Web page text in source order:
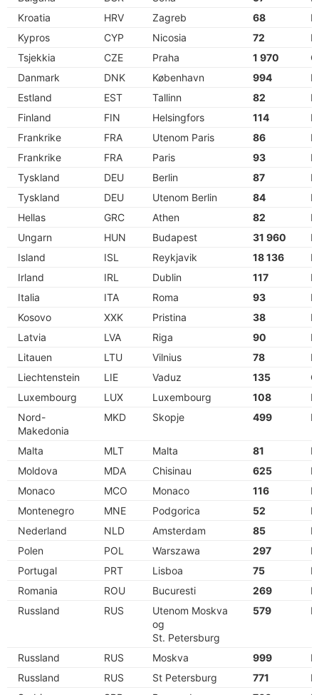
Kroatia
HRV Zagreb 68
Kypros
CYP Nicosia 72
Tsjekkia
CZE Praha 1 970
Danmark
DNK København 994
Estland
EST Tallinn 82
Finland
FIN Helsingfors 114
Frankrike
FRA Utenom Paris 86
Frankrike
FRA Paris 93
Tyskland
DEU Berlin 87
Tyskland
DEU Utenom Berlin 84
Hellas
GRC Athen 82
Ungarn
HUN Budapest 31 960
Island
ISL Reykjavik 18 136
Irland
IRL Dublin 117
Italia
ITA Roma 93
Kosovo
XXK Pristina 38
Latvia
LVA Riga 90
Litauen
LTU Vilnius 78
Liechtenstein
LIE Vaduz 135
Luxembourg
LUX Luxembourg 108
Nord-
Makedonia
MKD Skopje 499
Malta MLT Malta 81
Moldova
MDA Chisinau 625
Monaco
MCO Monaco 116
Montenegro
MNE Podgorica 52
Nederland
NLD Amsterdam 85
Polen
POL Warszawa 297
Portugal
PRT Lisboa 75
Romania
ROU Bucuresti 269
Russland
RUS
Utenom Moskva
og
St. Petersburg
579
Russland RUS Moskva 999
Russland
RUS St Petersburg 771